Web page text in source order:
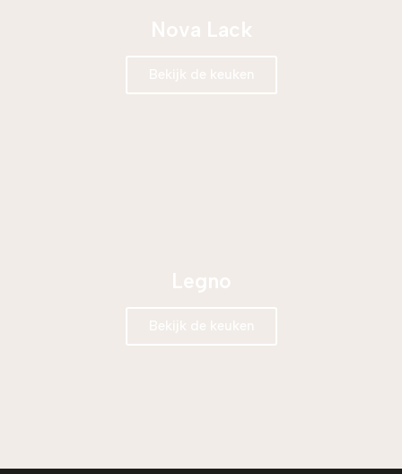
Nova Lack
Bekijk de keuken
Legno
Bekijk de keuken